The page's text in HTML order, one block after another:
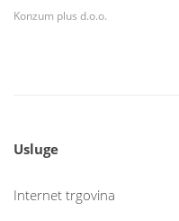
Konzum plus d.o.o.
Usluge
Internet trgovina